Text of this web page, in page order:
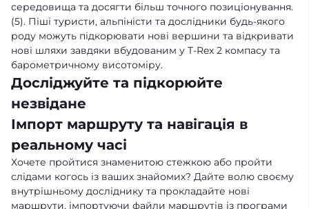
середовища та досягти більш точного позиціонування.
(5). Піші туристи, альпіністи та дослідники будь-якого
роду можуть підкорювати нові вершини та відкривати
нові шляхи завдяки вбудованим у T-Rex 2 компасу та
барометричному висотоміру.
Досліджуйте та підкорюйте
незвідане
Імпорт маршруту та навігація в
реальному часі
Хочете пройтися знаменитою стежкою або пройти
слідами когось із ваших знайомих? Дайте волю своєму
внутрішньому досліднику та прокладайте нові
маршрути, імпортуючи файли маршрутів із програми